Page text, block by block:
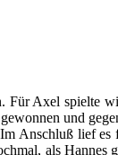
Axel
und
Anschluß lief
als